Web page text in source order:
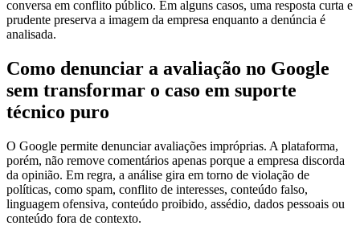
conversa em conflito público. Em alguns casos, uma resposta curta e
prudente preserva a imagem da empresa enquanto a denúncia é
analisada.
Como denunciar a avaliação no Google
sem transformar o caso em suporte
técnico puro
O Google permite denunciar avaliações impróprias. A plataforma,
porém, não remove comentários apenas porque a empresa discorda
da opinião. Em regra, a análise gira em torno de violação de
políticas, como spam, conflito de interesses, conteúdo falso,
linguagem ofensiva, conteúdo proibido, assédio, dados pessoais ou
conteúdo fora de contexto.